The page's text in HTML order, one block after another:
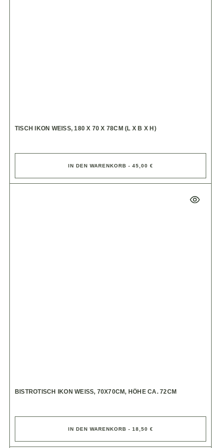
TISCH IKON WEISS, 180 X 70 X 78CM (L X B X H)
IN DEN WARENKORB - 45,00 €
BISTROTISCH IKON WEISS, 70X70CM, HÖHE CA. 72CM
IN DEN WARENKORB - 18,50 €